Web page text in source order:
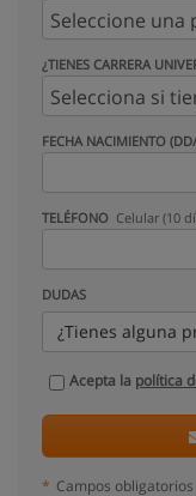
¿TIENES CARRERA
FECHA NACIMIENTO
TELÉFONO Celular (10
DUDAS
¿Tienes alguna
Acepta la política
* Campos obligatorios